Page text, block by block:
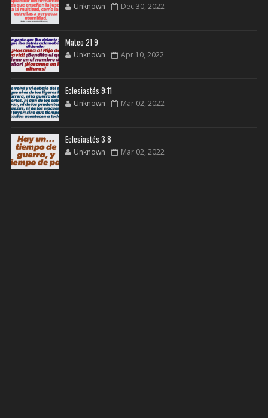
Unknown Dec 30, 2022
Mateo 21:9
Unknown Apr 10, 2022
Eclesiastés 9:11
Unknown Mar 02, 2022
Eclesiastés 3:8
Unknown Mar 02, 2022